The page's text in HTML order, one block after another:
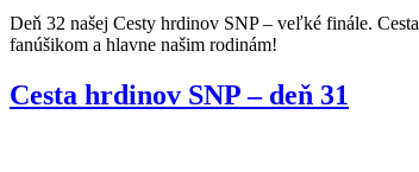
Deň 32 našej Cesty hrdinov SNP – veľké finále.
fanúšikom a hlavne našim rodinám!
Cesta hrdinov SNP – deň 31